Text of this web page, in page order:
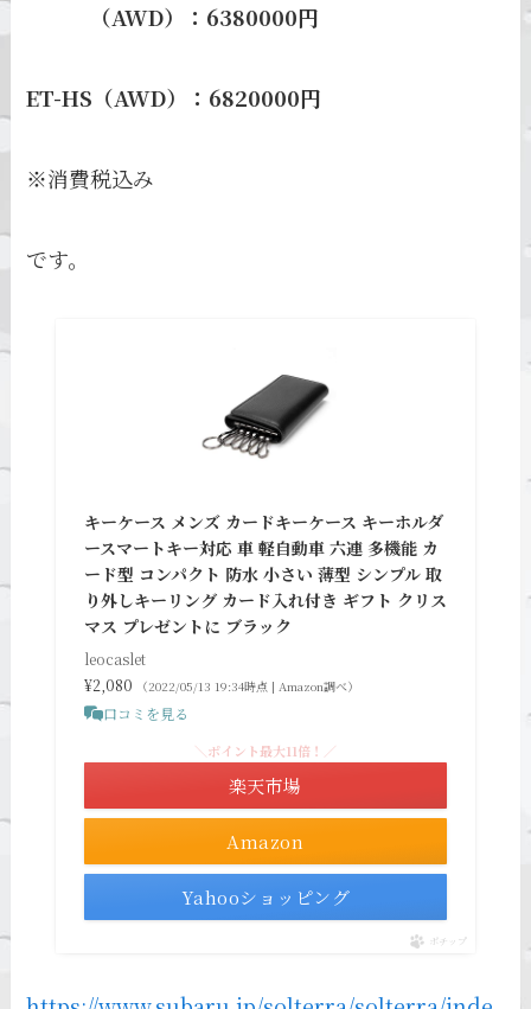
（AWD）：6380000円
ET-HS（AWD）：6820000円
※消費税込み
です。
キーケース メンズ カードキーケース キーホルダ
ースマートキー対応 車 軽自動車 六連 多機能 カ
ード型 コンパクト 防水 小さい 薄型 シンプル 取
り外しキーリング カード入れ付き ギフト クリス
マス プレゼントに ブラック
leocaslet
¥2,080
（2022/05/13 19:34時点 | Amazon調べ）
口コミを見る
Amazon
＼ポイント最大11倍！／
楽天市場
Yahooショッピング
ポチップ